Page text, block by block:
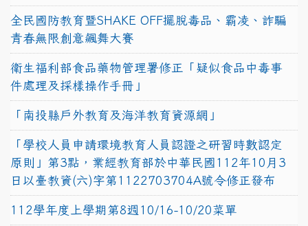
全民國防教育暨SHAKE OFF擺脫毒品、霸凌、詐騙
青春無限創意飆舞大賽
衛生福利部食品藥物管理署修正「疑似食品中毒事
件處理及採樣操作手冊」
「南投縣戶外教育及海洋教育資源網」
「學校人員申請環境教育人員認證之研習時數認定
原則」第3點，業經教育部於中華民國112年10月3
日以臺教資(六)字第1122703704A號令修正發布
112學年度上學期第8週10/16-10/20菜單